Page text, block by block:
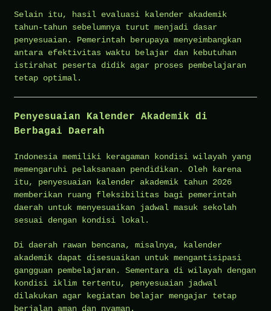
Selain itu, hasil evaluasi kalender akademik
tahun-tahun sebelumnya turut menjadi dasar
penyesuaian. Pemerintah berupaya menyeimbangkan
antara efektivitas waktu belajar dan kebutuhan
istirahat peserta didik agar proses pembelajaran
tetap optimal.
Penyesuaian Kalender Akademik di
Berbagai Daerah
Indonesia memiliki keragaman kondisi wilayah yang
memengaruhi pelaksanaan pendidikan. Oleh karena
itu, penyesuaian kalender akademik tahun 2026
memberikan ruang fleksibilitas bagi pemerintah
daerah untuk menyesuaikan jadwal masuk sekolah
sesuai dengan kondisi lokal.
Di daerah rawan bencana, misalnya, kalender
akademik dapat disesuaikan untuk mengantisipasi
gangguan pembelajaran. Sementara di wilayah dengan
kondisi iklim tertentu, penyesuaian jadwal
dilakukan agar kegiatan belajar mengajar tetap
berjalan aman dan nyaman.